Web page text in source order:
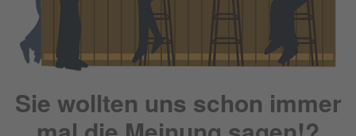
Sie wollten uns schon immer